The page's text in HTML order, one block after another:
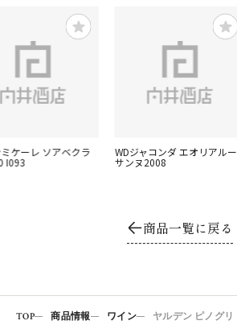
ケーレ ソアベクラ
I093
WDジャコンダ エオリアルー
サンヌ2008
商品一覧に戻る
TOP 商品情報 ワイン